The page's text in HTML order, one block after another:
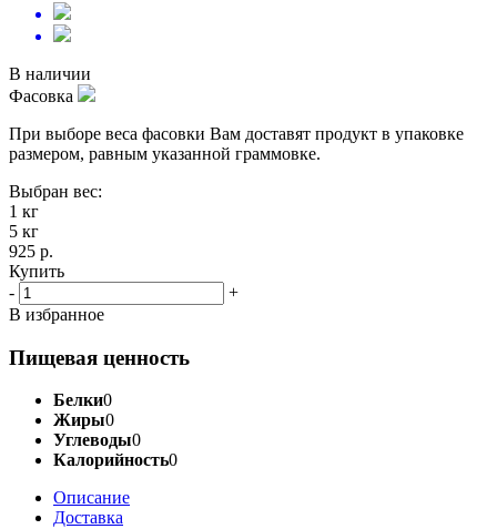
В наличии
Фасовка
При выборе веса фасовки Вам доставят продукт в упаковке
размером, равным указанной граммовке.
Выбран вес:
1 кг
5 кг
925 р.
Купить
-
+
В избранное
Пищевая ценность
Белки0
Жиры0
Углеводы0
Калорийность0
Описание
Доставка